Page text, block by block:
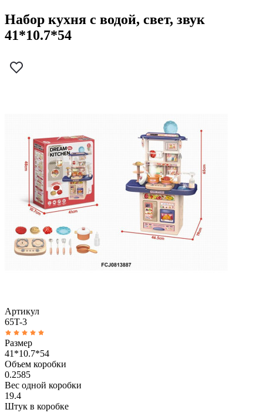
Набор кухня с водой, свет, звук
41*10.7*54
Артикул
65T-3
Размер
41*10.7*54
Объем коробки
0.2585
Вес одной коробки
19.4
Штук в коробке